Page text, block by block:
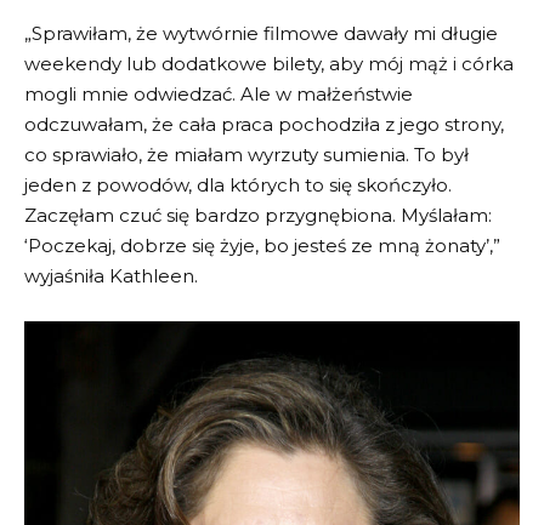
„Sprawiłam, że wytwórnie filmowe dawały mi długie
weekendy lub dodatkowe bilety, aby mój mąż i córka
mogli mnie odwiedzać. Ale w małżeństwie
odczuwałam, że cała praca pochodziła z jego strony,
co sprawiało, że miałam wyrzuty sumienia. To był
jeden z powodów, dla których to się skończyło.
Zaczęłam czuć się bardzo przygnębiona. Myślałam:
‘Poczekaj, dobrze się żyje, bo jesteś ze mną żonaty’,”
wyjaśniła Kathleen.